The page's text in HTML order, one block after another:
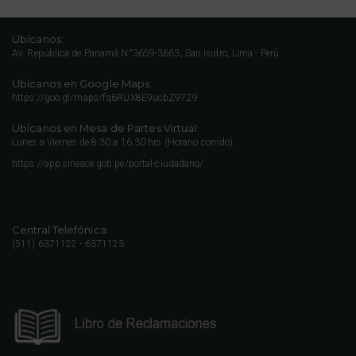
Ubícanos:
Av. República de Panamá N°3659-3663, San Isidro, Lima - Perú
Ubícanos en Google Maps:
https://goo.gl/maps/fq6RUX8E9ucbZ9729
Ubícanos en Mesa de Partes Virtual:
Lunes a Viernes de 8:30 a 16:30 hrs (Horario corrido).
https://app.sineace.gob.pe/portal-ciudadano/
Central Telefónica:
(511) 6371122 - 6371123